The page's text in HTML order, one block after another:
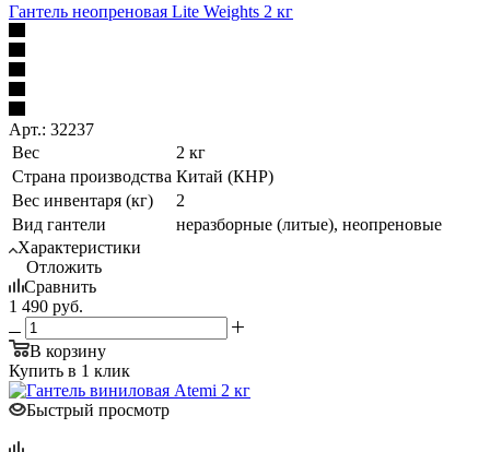
Гантель неопреновая Lite Weights 2 кг
Арт.: 32237
Вес
2 кг
Страна производства Китай (КНР)
Вес инвентаря (кг)
2
Вид гантели
неразборные (литые), неопреновые
Характеристики
Отложить
Сравнить
1 490 руб.
В корзину
Купить в 1 клик
Быстрый просмотр